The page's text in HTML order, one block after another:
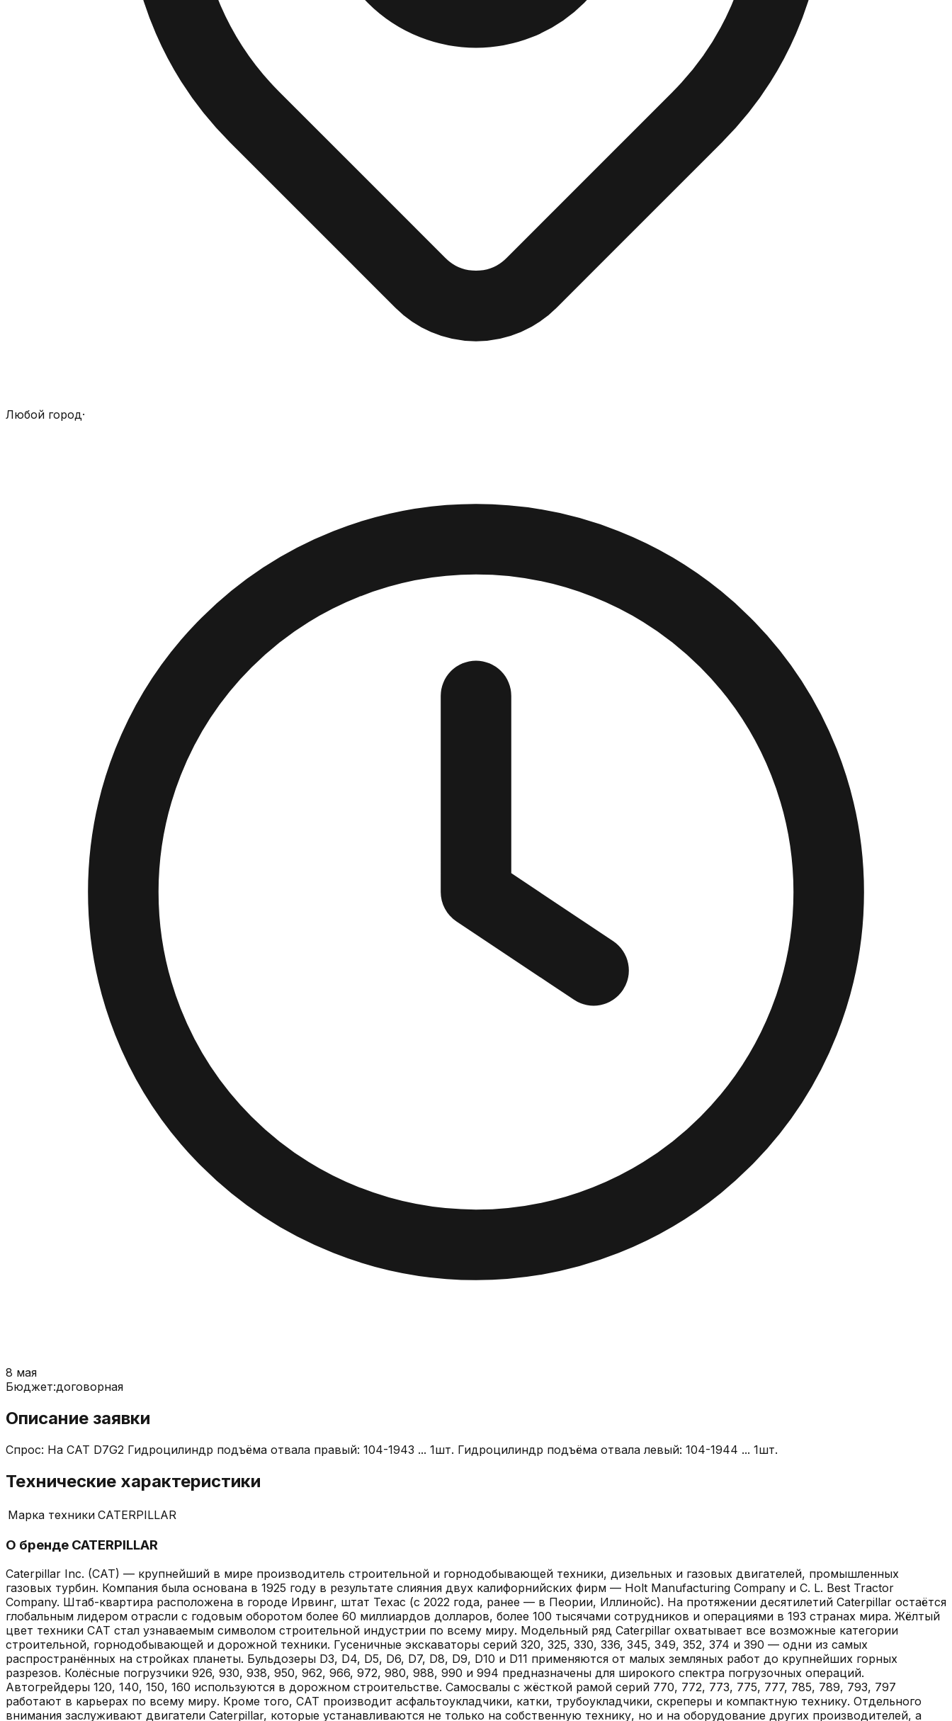
Любой город·
8 мая
Бюджет:договорная
Описание заявки
Спрос: На CAT D7G2 Гидроцилиндр подъёма отвала правый: 104-1943 ... 1шт. Гидроцилиндр подъёма отвала левый: 104-1944 ... 1шт.
Технические характеристики
Марка техники CATERPILLAR
О бренде CATERPILLAR
Caterpillar Inc. (CAT) — крупнейший в мире производитель строительной и горнодобывающей техники, дизельных и газовых двигателей, промышленных
газовых турбин. Компания была основана в 1925 году в результате слияния двух калифорнийских фирм — Holt Manufacturing Company и C. L. Best Tractor
Company. Штаб-квартира расположена в городе Ирвинг, штат Техас (с 2022 года, ранее — в Пеории, Иллинойс). На протяжении десятилетий Caterpillar остаётся
глобальным лидером отрасли с годовым оборотом более 60 миллиардов долларов, более 100 тысячами сотрудников и операциями в 193 странах мира. Жёлтый
цвет техники CAT стал узнаваемым символом строительной индустрии по всему миру. Модельный ряд Caterpillar охватывает все возможные категории
строительной, горнодобывающей и дорожной техники. Гусеничные экскаваторы серий 320, 325, 330, 336, 345, 349, 352, 374 и 390 — одни из самых
распространённых на стройках планеты. Бульдозеры D3, D4, D5, D6, D7, D8, D9, D10 и D11 применяются от малых земляных работ до крупнейших горных
разрезов. Колёсные погрузчики 926, 930, 938, 950, 962, 966, 972, 980, 988, 990 и 994 предназначены для широкого спектра погрузочных операций.
Автогрейдеры 120, 140, 150, 160 используются в дорожном строительстве. Самосвалы с жёсткой рамой серий 770, 772, 773, 775, 777, 785, 789, 793, 797
работают в карьерах по всему миру. Кроме того, CAT производит асфальтоукладчики, катки, трубоукладчики, скреперы и компактную технику. Отдельного
внимания заслуживают двигатели Caterpillar, которые устанавливаются не только на собственную технику, но и на оборудование других производителей, а